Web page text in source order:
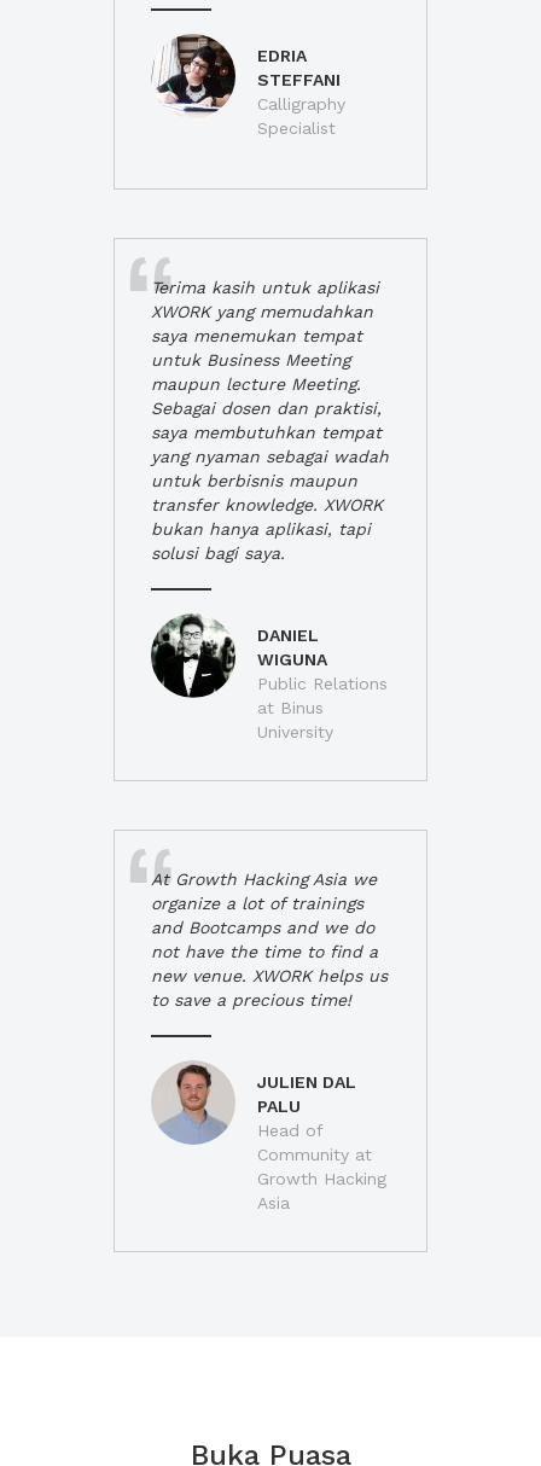
EDRIA
STEFFANI
Calligraphy
Specialist
Terima kasih untuk aplikasi
XWORK yang memudahkan
saya menemukan tempat
untuk Business Meeting
maupun lecture Meeting.
Sebagai dosen dan praktisi,
saya membutuhkan tempat
yang nyaman sebagai wadah
untuk berbisnis maupun
transfer knowledge. XWORK
bukan hanya aplikasi, tapi
solusi bagi saya.
DANIEL
WIGUNA
Public Relations
at Binus
University
At Growth Hacking Asia we
organize a lot of trainings
and Bootcamps and we do
not have the time to find a
new venue. XWORK helps us
to save a precious time!
JULIEN DAL
PALU
Head of
Community at
Growth Hacking
Asia
Buka Puasa